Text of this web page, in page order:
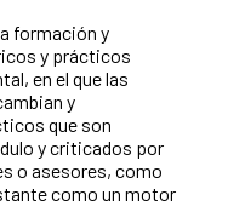
formación y
y prácticos
en el que las
y
que son
y criticados por
o asesores, como
como un motor